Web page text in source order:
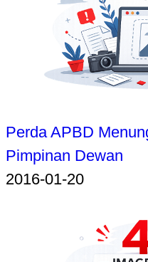
Perda APBD
Pimpinan Dewan
2016-01-20